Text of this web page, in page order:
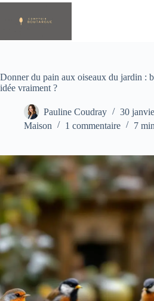
Passer
contenu
Donner du pain aux oiseaux du jardin :
idée vraiment ?
Pauline Coudray
30
Maison
1 commentaire 7 min